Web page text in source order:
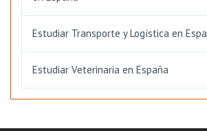
Estudiar Transporte y Logística en
Estudiar Veterinaria en España